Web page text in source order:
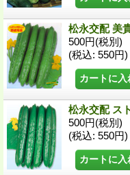
松永交配 美
500円(税別)
(税込: 550円)
松永交配 ス
500円(税別)
(税込: 550円)